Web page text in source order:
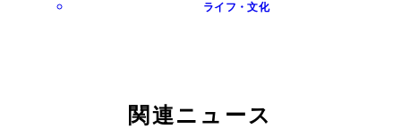
ライフ・文化
関連ニュース